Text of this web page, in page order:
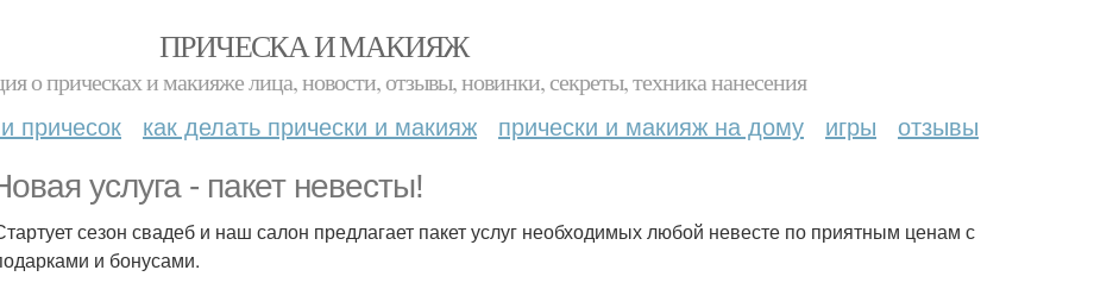
ПРИЧЕСКА И МАКИЯЖ
о прическах и макияже лица, новости, отзывы, новинки, секреты, техника нанесения
причесок как делать прически и макияж прически и макияж на дому игры отзывы
услуга - пакет невесты!
сезон свадеб и наш салон предлагает пакет услуг необходимых любой невесте по приятным ценам с
и бонусами.